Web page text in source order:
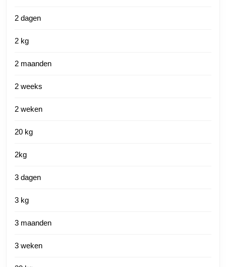
2 dagen
2 kg
2 maanden
2 weeks
2 weken
20 kg
2kg
3 dagen
3 kg
3 maanden
3 weken